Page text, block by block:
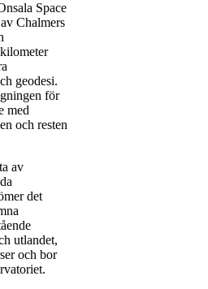
Space
Chalmers
geodesi.
för
med
och resten
av
det
utlandet,
och bor